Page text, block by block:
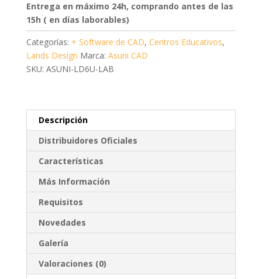
Actualización
cantidad
Entrega en máximo 24h, comprando antes de las
15h ( en días laborables)
Categorías: + Software de CAD, Centros Educativos,
Lands Design Marca: Asuni CAD
SKU: ASUNI-LD6U-LAB
Descripción
Distribuidores Oficiales
Características
Más Información
Requisitos
Novedades
Galería
Valoraciones (0)